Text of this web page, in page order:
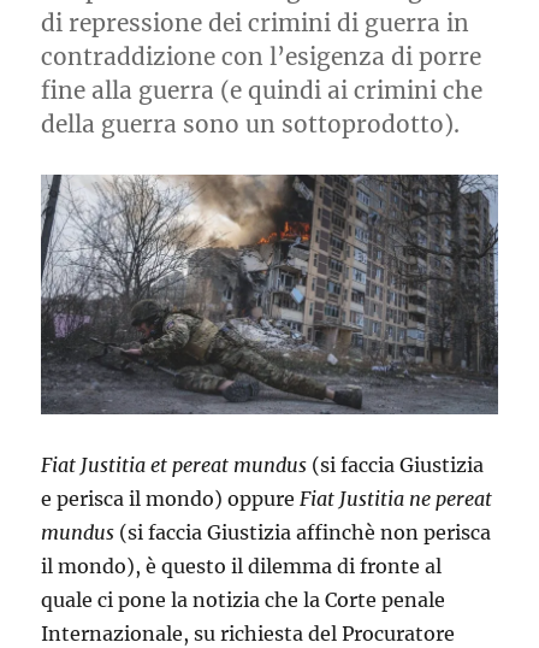
di repressione dei crimini di guerra in
contraddizione con l’esigenza di porre
fine alla guerra (e quindi ai crimini che
della guerra sono un sottoprodotto).
Fiat Justitia et pereat mundus (si faccia Giustizia
e perisca il mondo) oppureFiat Justitia ne pereat
mundus (si faccia Giustizia affinchè non perisca
il mondo), è questo il dilemma di fronte al
quale ci pone la notizia che la Corte penale
Internazionale, su richiesta del Procuratore